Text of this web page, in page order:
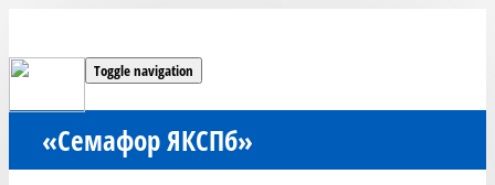
Toggle navigation
«Семафор ЯКСПб»